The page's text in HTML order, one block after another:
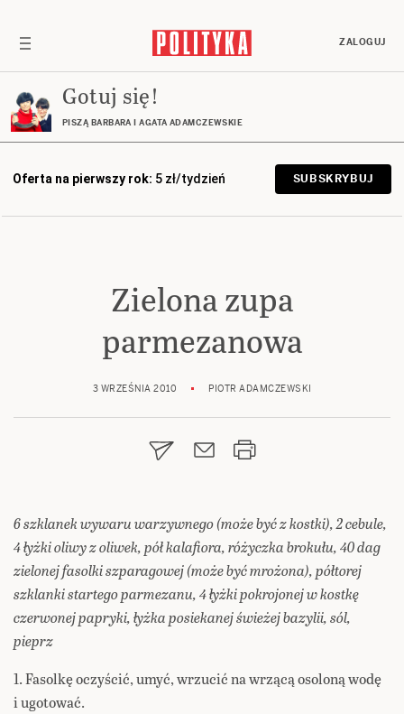
ZALOGUJ
Gotuj się!
PISZĄ BARBARA I AGATA ADAMCZEWSKIE
Oferta na pierwszy rok: 5 zł/tydzień SUBSKRYBUJ
Zielona zupa
parmezanowa
3 WRZEŚNIA 2010 PIOTR ADAMCZEWSKI
6 szklanek wywaru warzywnego (może być z kostki), 2 cebule,
4 łyżki oliwy z oliwek, pół kalafiora, różyczka brokułu, 40 dag
zielonej fasolki szparagowej (może być mrożona), półtorej
szklanki startego parmezanu, 4 łyżki pokrojonej w kostkę
czerwonej papryki, łyżka posiekanej świeżej bazylii, sól,
pieprz
1. Fasolkę oczyścić, umyć, wrzucić na wrzącą osoloną wodę
i ugotować.